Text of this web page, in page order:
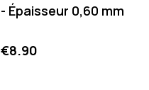
- Épaisseur 0,60 mm
Price
€8.90